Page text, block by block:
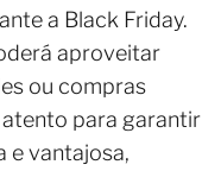
a Black Friday.
aproveitar
ou compras
para garantir
e vantajosa,